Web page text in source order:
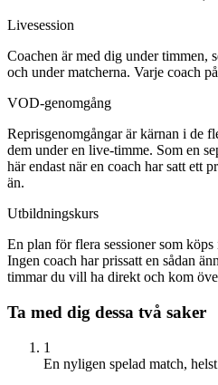
Livesession
Coachen är med dig under timmen,
och under matcherna. Varje coach
VOD-genomgång
Reprisgenomgångar är kärnan i de
dem under en live-timme. Som en
här endast när en coach har satt ett
än.
Utbildningskurs
En plan för flera sessioner som
Ingen coach har prissatt en sådan
timmar du vill ha direkt och kom
Ta med dig dessa två saker
1
En nyligen spelad match,